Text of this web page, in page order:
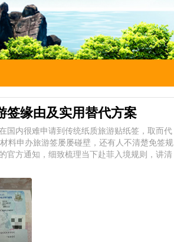
签缘由及实用替代方案
国内很难申请到传统纸质旅游贴纸签，取而代
料申办旅游签屡屡碰壁，还有人不清楚免签规
官方通知，细致梳理当下赴菲入境规则，讲清